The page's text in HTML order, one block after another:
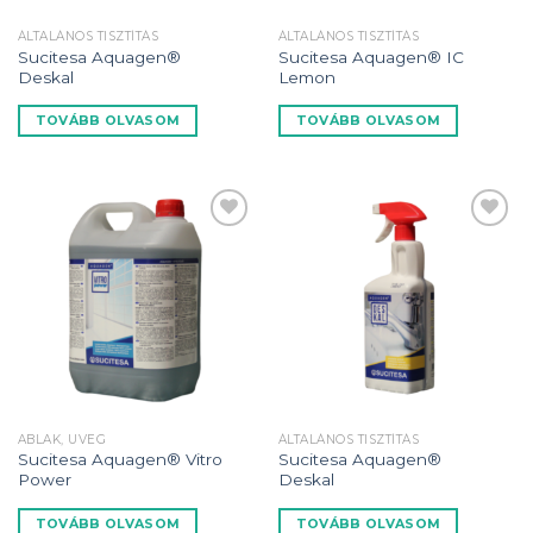
ÁLTALÁNOS TISZTÍTÁS
Sucitesa Aquagen®
Deskal
TOVÁBB OLVASOM
ÁLTALÁNOS TISZTÍTÁS
Sucitesa Aquagen® IC
Lemon
TOVÁBB OLVASOM
Kedvencekhez
ABLAK, ÜVEG
Sucitesa Aquagen® Vitro
Power
TOVÁBB OLVASOM
Kedvencekhez
ÁLTALÁNOS TISZTÍTÁS
Sucitesa Aquagen®
Deskal
TOVÁBB OLVASOM